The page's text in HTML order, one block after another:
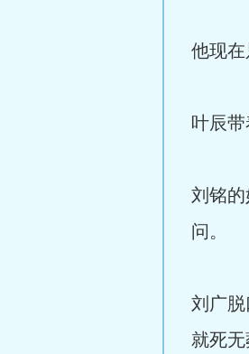
他现
叶辰
刘铭
问。
刘广
就死